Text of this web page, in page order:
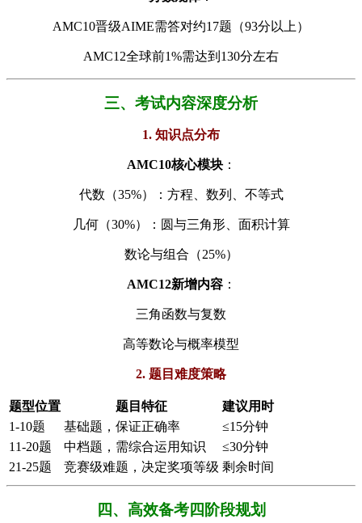
AMC10晋级AIME需答对约17题（93分以上）
AMC12全球前1%需达到130分左右
三、考试内容深度分析
1. 知识点分布
​AMC10核心模块​​：
代数（35%）：方程、数列、不等式
几何（30%）：圆与三角形、面积计算
数论与组合（25%）
​AMC12新增内容​​：
三角函数与复数
高等数论与概率模型
2. 题目难度策略
题型位置 题目特征
建议用时
1-10题
基础题，保证正确率
≤15分钟
11-20题
中档题，需综合运用知识
≤30分钟
21-25题
竞赛级难题，决定奖项等级 剩余时间
四、高效备考四阶段规划